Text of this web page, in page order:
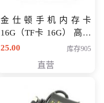
金仕顿手机内存卡
16G（TF卡 16G） 高速
卡 CLASS 10
25.00 库存905
直营